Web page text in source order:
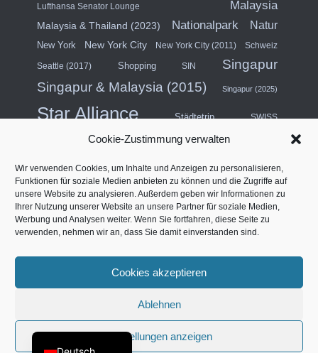
Cookie-Zustimmung verwalten
Wir verwenden Cookies, um Inhalte und Anzeigen zu personalisieren,
Funktionen für soziale Medien anbieten zu können und die Zugriffe auf
unsere Website zu analysieren. Außerdem geben wir Informationen zu
Ihrer Nutzung unserer Website an unsere Partner für soziale Medien,
Werbung und Analysen weiter. Wenn Sie fortfahren, diese Seite zu
verwenden, nehmen wir an, dass Sie damit einverstanden sind.
Cookies akzeptieren
Ablehnen
Einstellungen anzeigen
Lufthansa Senator Lounge Malaysia
Malaysia & Thailand (2023) Nationalpark Natur
New York New York City New York City (2011) Schweiz
Seattle (2017) Shopping SIN
Singapur
Singapur & Malaysia (2015)
Singapur (2025)
Star Alliance Städtetrip SWISS
Südostasien (2011)
Turkish Airlines Türkei USA
USA (Mittlerer Westen) & Kanada (2018)
Vereinigte Arabische Emirate
Vertragslounge
Vier Sterne
Westküste Nordamerika (2014)
IMPRESSUM
DATENSCHUTZERKLÄRUNG
COOKIE-RICHTLINIE (EU)